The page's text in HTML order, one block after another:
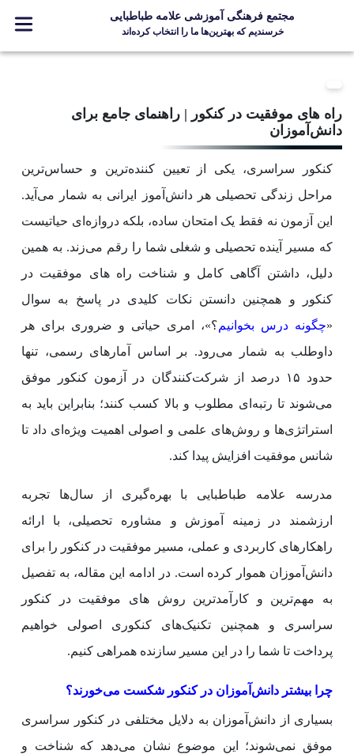
مجتمع فرهنگی آموزشی علامه طباطبایی
خرسندیم که بهترین‌ها ما را انتخاب کرده‌اند
مدارس
جشنواره ها
علامه +
ارتباط با ما
Designed and Developed by Kavano Team 2016-18
راه های موفقیت در کنکور | راهنمای جامع برای
دانش‌آموزان
کنکور سراسری، یکی از تعیین کننده‌ترین و حساس‌ترین
مراحل زندگی تحصیلی هر دانش‌آموز ایرانی به شمار می‌آید.
این آزمون نه فقط یک امتحان ساده، بلکه دروازه‌ای حیاتیست
که مسیر آینده تحصیلی و شغلی شما را رقم می‌زند. به همین
دلیل، داشتن آگاهی کامل و شناخت راه های موفقیت در
کنکور و همچنین دانستن نکات کلیدی در پاسخ به سوال
«چگونه درس بخوانیم؟»، امری حیاتی و ضروری برای هر
داوطلب به شمار می‌رود. بر اساس آمارهای رسمی، تنها
حدود ۱۵ درصد از شرکت‌کنندگان در آزمون کنکور موفق
می‌شوند تا رتبه‌ای مطلوب و بالا کسب کنند؛ بنابراین باید به
استراتژی‌ها و روش‌های علمی و اصولی اهمیت ویژه‌ای داد تا
شانس موفقیت افزایش پیدا کند.
مدرسه علامه طباطبایی با بهره‌گیری از سال‌ها تجربه
ارزشمند در زمینه آموزش و مشاوره تحصیلی، با ارائه
راهکارهای کاربردی و عملی، مسیر موفقیت در کنکور را برای
دانش‌آموزان هموار کرده است. در ادامه این مقاله، به تفصیل
به مهم‌ترین و کارآمدترین روش های موفقیت در کنکور
سراسری و همچنین تکنیک‌های کنکوری اصولی خواهیم
پرداخت تا شما را در این مسیر سازنده همراهی کنیم.
چرا بیشتر دانش‌آموزان در کنکور شکست می‌خورند؟
بسیاری از دانش‌آموزان به دلایل مختلفی در کنکور سراسری
موفق نمی‌شوند؛ این موضوع نشان می‌دهد که شناخت و